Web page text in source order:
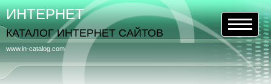
www.in-catalog.com
ИНТЕРНЕТ
КАТАЛОГ ИНТЕРНЕТ САЙТОВ